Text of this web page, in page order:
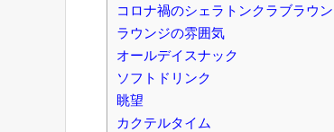
コロナ禍のシェラトンクラブラウ
ラウンジの雰囲気
オールデイスナック
ソフトドリンク
眺望
カクテルタイム